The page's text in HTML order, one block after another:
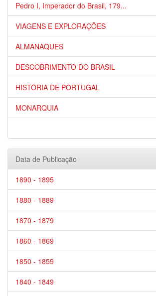
Pedro I, Imperador do Brasil, 179...
VIAGENS E EXPLORAÇÕES
ALMANAQUES
DESCOBRIMENTO DO BRASIL
HISTÓRIA DE PORTUGAL
MONARQUIA
Data de Publicação
1890 - 1895
1880 - 1889
1870 - 1879
1860 - 1869
1850 - 1859
1840 - 1849